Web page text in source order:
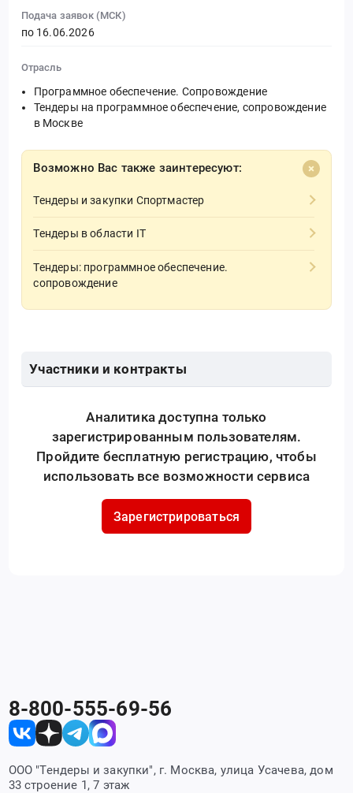
Подача заявок (МСК)
по 16.06.2026
Отрасль
Программное обеспечение. Сопровождение
Тендеры на программное обеспечение, сопровождение
в Москве
Возможно Вас также заинтересуют:
Тендеры и закупки Спортмастер
Тендеры в области IT
Тендеры: программное обеспечение.
сопровождение
Участники и контракты
Аналитика доступна только
зарегистрированным пользователям.
Пройдите бесплатную регистрацию, чтобы
использовать все возможности сервиса
Зарегистрироваться
8-800-555-69-56
ООО "Тендеры и закупки", г. Москва, улица Усачева, дом
33 строение 1, 7 этаж